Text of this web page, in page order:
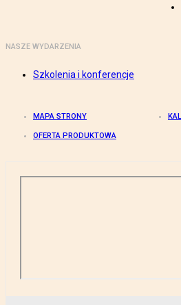
NASZE WYDARZENIA
Szkolenia i konferencje
MAPA STRONY
OFERTA PRODUKTOWA